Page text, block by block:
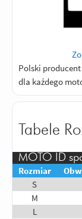
Polski
dla każdego
Tabele
MOTO ID
Rozmiar
S
M
L